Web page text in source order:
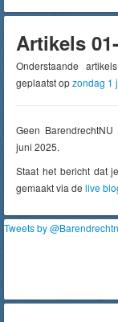
Artikels
Onderstaande
geplaatst opzondag 1
Geen
juni 2025.
Staat het bericht dat
gemaakt via de live
Tweets by